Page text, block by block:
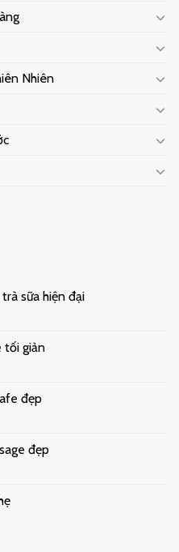
Nhiên
sữa hiện đại
tối giản
đẹp
đẹp